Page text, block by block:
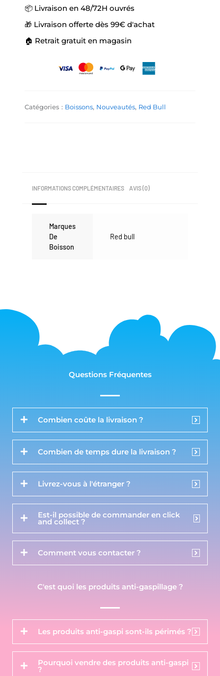
📦 Livraison en 48/72H ouvrés
🎁 Livraison offerte dès 99€ d'achat
🏠 Retrait gratuit en magasin
Catégories : Boissons, Nouveautés, Red Bull
INFORMATIONS COMPLÉMENTAIRES AVIS (0)
Marques
De
Boisson
Red bull
Questions Fréquentes
Combien coûte la livraison ?
Combien de temps dure la livraison ?
Livrez-vous à l'étranger ?
Est-il possible de commander en click
and collect ?
Comment vous contacter ?
C'est quoi les produits anti-gaspillage ?
Les produits anti-gaspi sont-ils périmés ?
Pourquoi vendre des produits anti-gaspi
?